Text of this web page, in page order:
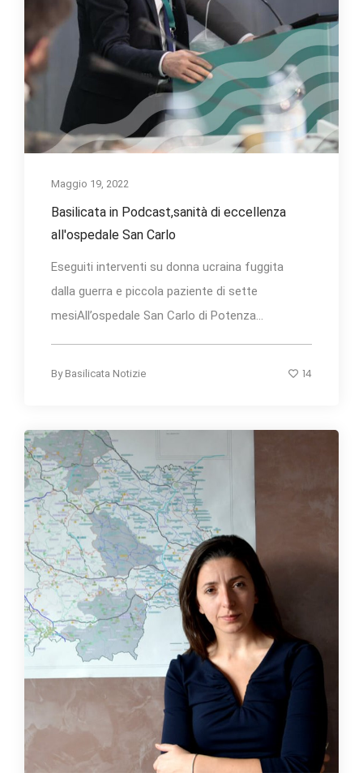
Maggio 19, 2022
Basilicata in Podcast,sanità di eccellenza
all'ospedale San Carlo
Eseguiti interventi su donna ucraina fuggita
dalla guerra e piccola paziente di sette
mesiAll’ospedale San Carlo di Potenza...
By Basilicata Notizie 14